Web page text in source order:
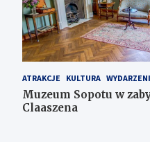
ATRAKCJE KULTURA
Muzeum Sopotu w
Claaszena